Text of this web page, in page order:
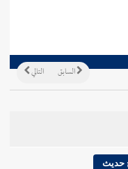
التالي السابق
حديث